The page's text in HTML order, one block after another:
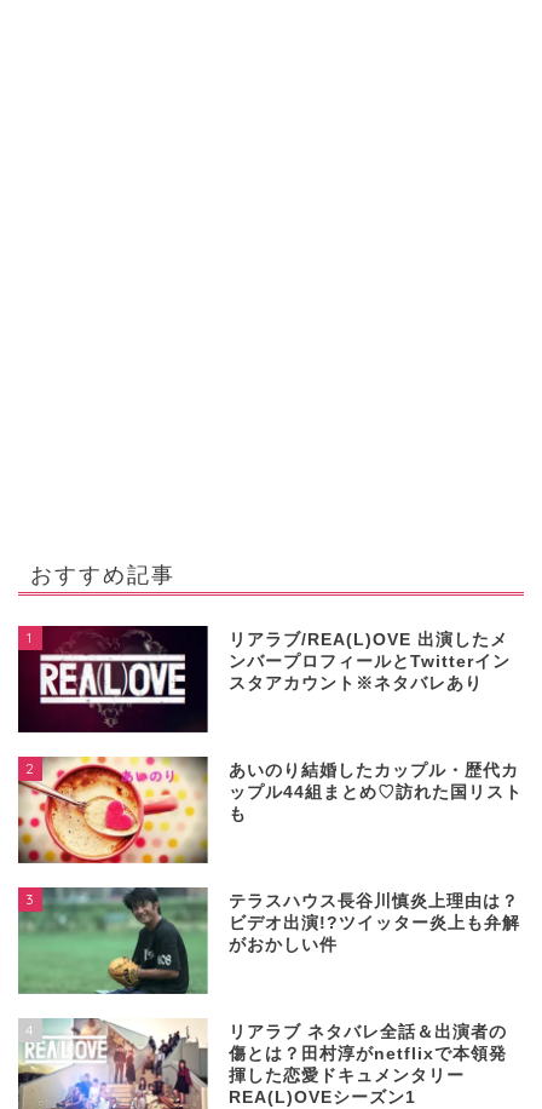
おすすめ記事
1
リアラブ/REA(L)OVE 出演したメ
ンバープロフィールとTwitterイン
スタアカウント※ネタバレあり
2
あいのり結婚したカップル・歴代カ
ップル44組まとめ♡訪れた国リスト
も
3
テラスハウス長谷川慎炎上理由は？
ビデオ出演!?ツイッター炎上も弁解
がおかしい件
4
リアラブ ネタバレ全話＆出演者の
傷とは？田村淳がnetflixで本領発
揮した恋愛ドキュメンタリー
REA(L)OVEシーズン1